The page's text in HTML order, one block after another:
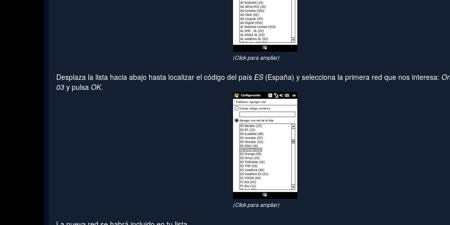
(Click para ampliar)
Desplaza la lista hacia abajo hasta localizar el código del país ES(España) y selecciona la primera red que nos interesa:
03 y pulsa OK.
(Click para ampliar)